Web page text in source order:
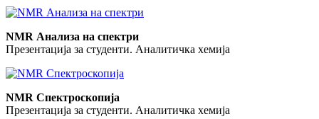
NMR Анализа на спектри
Презентација за студенти. Аналитичка хемија
NMR Спектроскопија
Презентација за студенти. Аналитичка хемија